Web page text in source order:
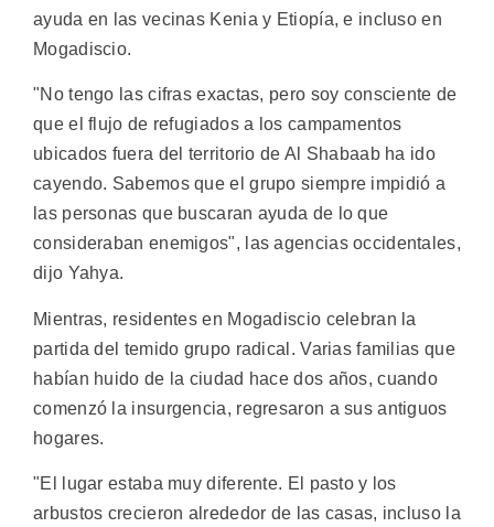
ayuda en las vecinas Kenia y Etiopía, e incluso en
Mogadiscio.
"No tengo las cifras exactas, pero soy consciente de
que el flujo de refugiados a los campamentos
ubicados fuera del territorio de Al Shabaab ha ido
cayendo. Sabemos que el grupo siempre impidió a
las personas que buscaran ayuda de lo que
consideraban enemigos", las agencias occidentales,
dijo Yahya.
Mientras, residentes en Mogadiscio celebran la
partida del temido grupo radical. Varias familias que
habían huido de la ciudad hace dos años, cuando
comenzó la insurgencia, regresaron a sus antiguos
hogares.
"El lugar estaba muy diferente. El pasto y los
arbustos crecieron alrededor de las casas, incluso la